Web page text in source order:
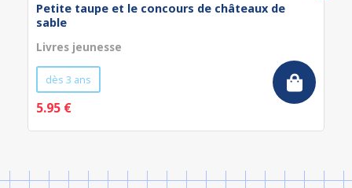
Petite taupe et le concours de châteaux de
sable
Livres jeunesse
dès 3 ans
5.95 €